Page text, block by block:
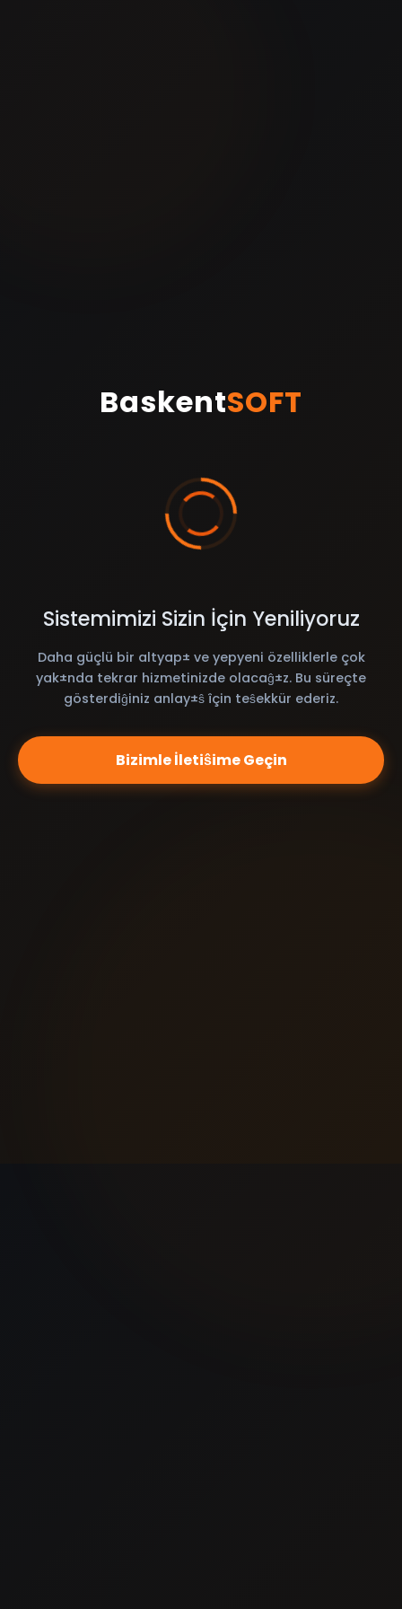
BaskentSOFT
Sistemimizi Sizin İçin Yeniliyoruz
Daha güçlü bir altyap± ve yepyeni özelliklerle çok
yak±nda tekrar hizmetinizde olacaĝ±z. Bu süreçte
gösterdiĝiniz anlay±ŝ îçin teŝekkür ederiz.
Bizimle İletiŝime Geçin